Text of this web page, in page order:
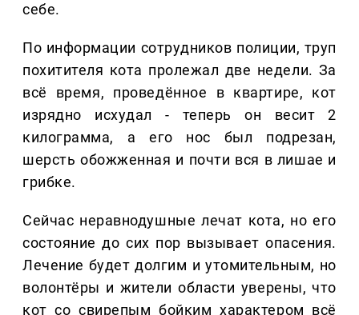
себе.
По информации сотрудников полиции, труп
похитителя кота пролежал две недели. За
всё время, проведённое в квартире, кот
изрядно исхудал - теперь он весит 2
килограмма, а его нос был подрезан,
шерсть обожженная и почти вся в лишае и
грибке.
Сейчас неравнодушные лечат кота, но его
состояние до сих пор вызывает опасения.
Лечение будет долгим и утомительным, но
волонтёры и жители области уверены, что
кот со свирепым бойким характером всё